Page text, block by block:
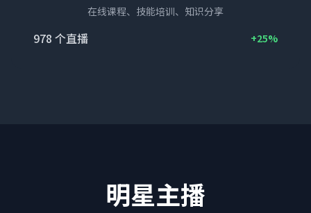
在线课程、技能培训、知识分享
978 个直播 +25%
明星主播